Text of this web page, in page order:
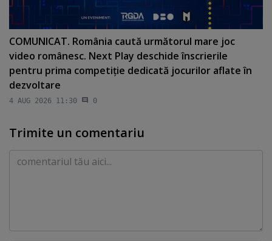
COMUNICAT. România caută următorul mare joc
video românesc. Next Play deschide înscrierile
pentru prima competiţie dedicată jocurilor aflate în
dezvoltare
4 AUG 2026 11:30 0
Trimite un comentariu
Comentariu